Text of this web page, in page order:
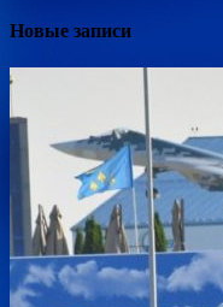
Новые записи